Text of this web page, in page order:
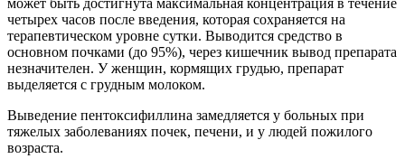
может быть достигнута максимальная концентрация в течение
четырех часов после введения, которая сохраняется на
терапевтическом уровне сутки. Выводится средство в
основном почками (до 95%), через кишечник вывод препарата
незначителен. У женщин, кормящих грудью, препарат
выделяется с грудным молоком.
Выведение пентоксифиллина замедляется у больных при
тяжелых заболеваниях почек, печени, и у людей пожилого
возраста.